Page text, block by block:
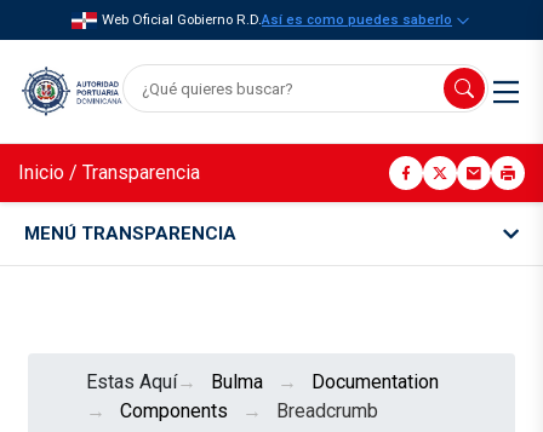
Web Oficial Gobierno R.D.Así es como puedes saberlo
Inicio / Transparencia
MENÚ TRANSPARENCIA
Estas Aquí Bulma
Documentation
Components
Breadcrumb